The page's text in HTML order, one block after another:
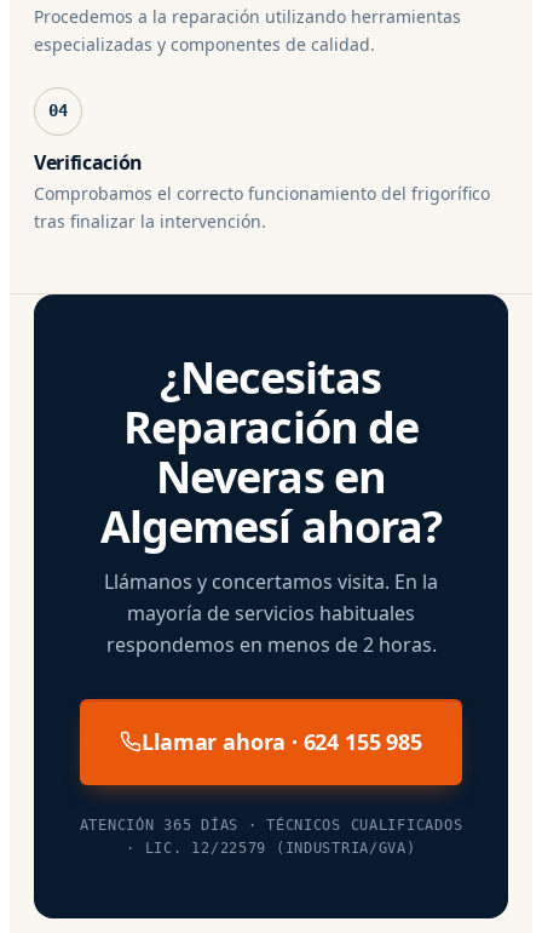
Procedemos a la reparación utilizando herramientas
especializadas y componentes de calidad.
04
Verificación
Comprobamos el correcto funcionamiento del frigorífico
tras finalizar la intervención.
¿Necesitas
Reparación de
Neveras en
Algemesí ahora?
Llámanos y concertamos visita. En la
mayoría de servicios habituales
respondemos en menos de 2 horas.
Llamar ahora · 624 155 985
ATENCIÓN 365 DÍAS · TÉCNICOS CUALIFICADOS
· LIC. 12/22579 (INDUSTRIA/GVA)